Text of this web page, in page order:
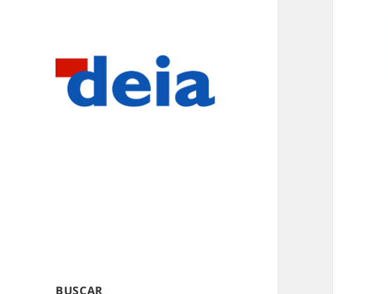
BUSCAR